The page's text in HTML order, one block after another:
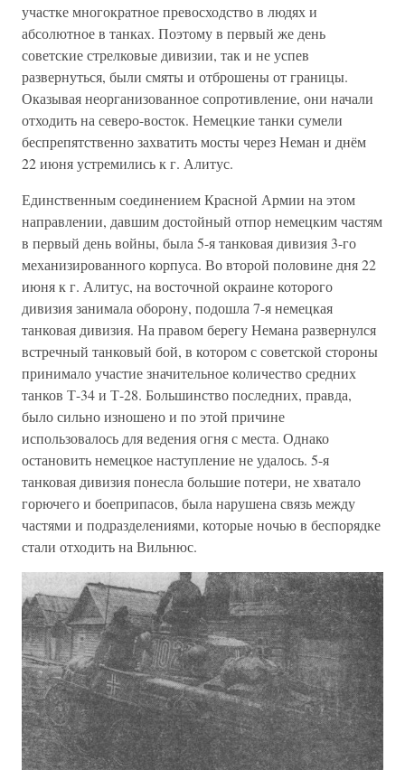
участке многократное превосходство в людях и
абсолютное в танках. Поэтому в первый же день
советские стрелковые дивизии, так и не успев
развернуться, были смяты и отброшены от границы.
Оказывая неорганизованное сопротивление, они начали
отходить на северо-восток. Немецкие танки сумели
беспрепятственно захватить мосты через Неман и днём
22 июня устремились к г. Алитус.
Единственным соединением Красной Армии на этом
направлении, давшим достойный отпор немецким частям
в первый день войны, была 5-я танковая дивизия 3-го
механизированного корпуса. Во второй половине дня 22
июня к г. Алитус, на восточной окраине которого
дивизия занимала оборону, подошла 7-я немецкая
танковая дивизия. На правом берегу Немана развернулся
встречный танковый бой, в котором с советской стороны
принимало участие значительное количество средних
танков Т-34 и Т-28. Большинство последних, правда,
было сильно изношено и по этой причине
использовалось для ведения огня с места. Однако
остановить немецкое наступление не удалось. 5-я
танковая дивизия понесла большие потери, не хватало
горючего и боеприпасов, была нарушена связь между
частями и подразделениями, которые ночью в беспорядке
стали отходить на Вильнюс.